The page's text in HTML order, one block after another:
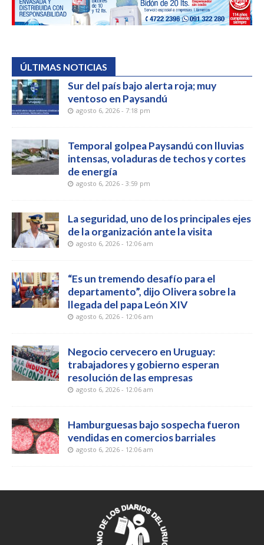
ÚLTIMAS NOTICIAS
Sur del país bajo alerta roja; muy
ventoso en Paysandú
agosto 6, 2026 - 7:18 pm
Temporal golpea Paysandú con lluvias
intensas, voladuras de techos y cortes
de energía
agosto 6, 2026 - 3:59 pm
La seguridad, uno de los principales ejes
de la organización ante la visita
agosto 6, 2026 - 12:06 am
“Es un tremendo desafío para el
departamento”, dijo Olivera sobre la
llegada del papa León XIV
agosto 6, 2026 - 12:06 am
Negocio cervecero en Uruguay:
trabajadores y gobierno esperan
resolución de las empresas
agosto 6, 2026 - 12:06 am
Hamburguesas bajo sospecha fueron
vendidas en comercios barriales
agosto 6, 2026 - 12:06 am